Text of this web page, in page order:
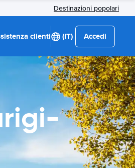
Destinazioni popolari
clienti (IT) Accedi